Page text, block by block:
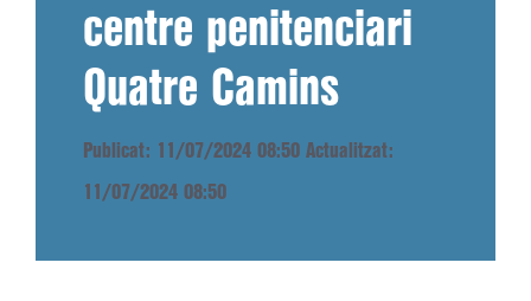
centre penitenciari
Quatre Camins
Publicat: 11/07/2024 08:50 Actualitzat:
11/07/2024 08:50